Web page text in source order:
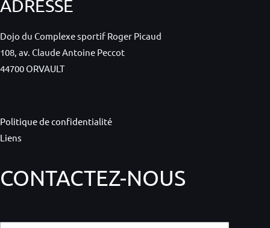
ADRESSE
Dojo du Complexe sportif Roger Picaud
108, av. Claude Antoine Peccot
44700 ORVAULT
Politique de confidentialité
Liens
CONTACTEZ-NOUS